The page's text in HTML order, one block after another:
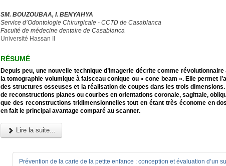
SM. BOUZOUBAA, I. BENYAHYA
Service d’Odontologie Chirurgicale - CCTD de Casablanca
Faculté de médecine dentaire de Casablanca
Université Hassan II
RÉSUMÉ
Depuis peu, une nouvelle technique d’imagerie décrite comme
la tomographie volumique à faisceau conique ou « cone beam ». Elle permet
des structures osseuses et la réalisation de coupes dans les trois
de reconstructions planes ou courbes en orientations coronale, sagittale,
que des reconstructions tridimensionnelles tout en étant très économe en
en fait le principal avantage comparé au scanner.
Lire la suite...
Prévention de la carie de la petite enfance : conception et évaluation d’un